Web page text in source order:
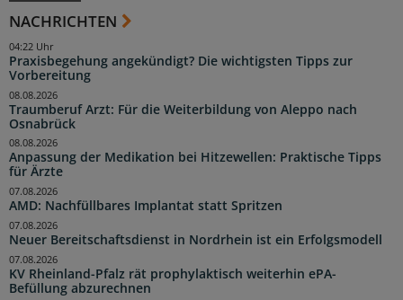
NACHRICHTEN
Praxisbegehung angekündigt? Die wichtigsten Tipps zur
Vorbereitung
04:22 Uhr
Traumberuf Arzt: Für die Weiterbildung von Aleppo nach
Osnabrück
08.08.2026
Anpassung der Medikation bei Hitzewellen: Praktische Tipps
für Ärzte
08.08.2026
AMD: Nachfüllbares Implantat statt Spritzen
07.08.2026
Neuer Bereitschaftsdienst in Nordrhein ist ein Erfolgsmodell
07.08.2026
KV Rheinland-Pfalz rät prophylaktisch weiterhin ePA-
Befüllung abzurechnen
07.08.2026